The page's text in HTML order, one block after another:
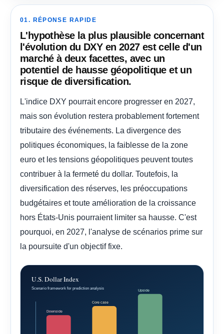
01. RÉPONSE RAPIDE
L'hypothèse la plus plausible concernant
l'évolution du DXY en 2027 est celle d'un
marché à deux facettes, avec un
potentiel de hausse géopolitique et un
risque de diversification.
L'indice DXY pourrait encore progresser en 2027,
mais son évolution restera probablement fortement
tributaire des événements. La divergence des
politiques économiques, la faiblesse de la zone
euro et les tensions géopolitiques peuvent toutes
contribuer à la fermeté du dollar. Toutefois, la
diversification des réserves, les préoccupations
budgétaires et toute amélioration de la croissance
hors États-Unis pourraient limiter sa hausse. C'est
pourquoi, en 2027, l'analyse de scénarios prime sur
la poursuite d'un objectif fixe.